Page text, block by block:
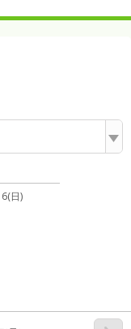
日)